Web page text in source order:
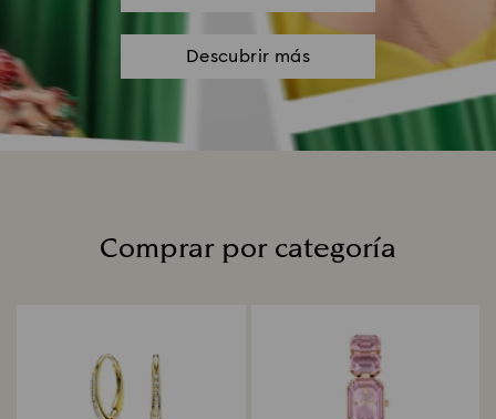
Descubrir más
Comprar por categoría